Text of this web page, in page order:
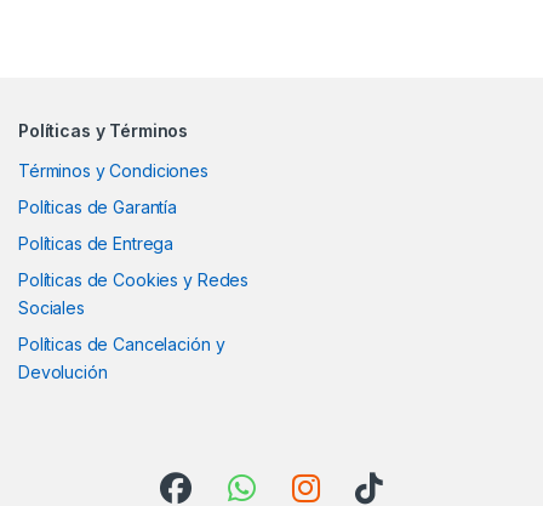
Políticas y Términos
Términos y Condiciones
Políticas de Garantía
Políticas de Entrega
Políticas de Cookies y Redes
Sociales
Políticas de Cancelación y
Devolución